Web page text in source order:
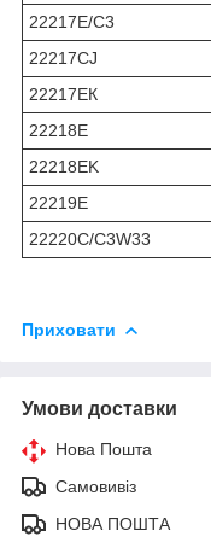
22217E/C3
22217СJ
22217ЕК
22218E
22218EK
22219E
22220С/С3W33
Приховати
Умови доставки
Нова Пошта
Самовивіз
НОВА ПОШТА